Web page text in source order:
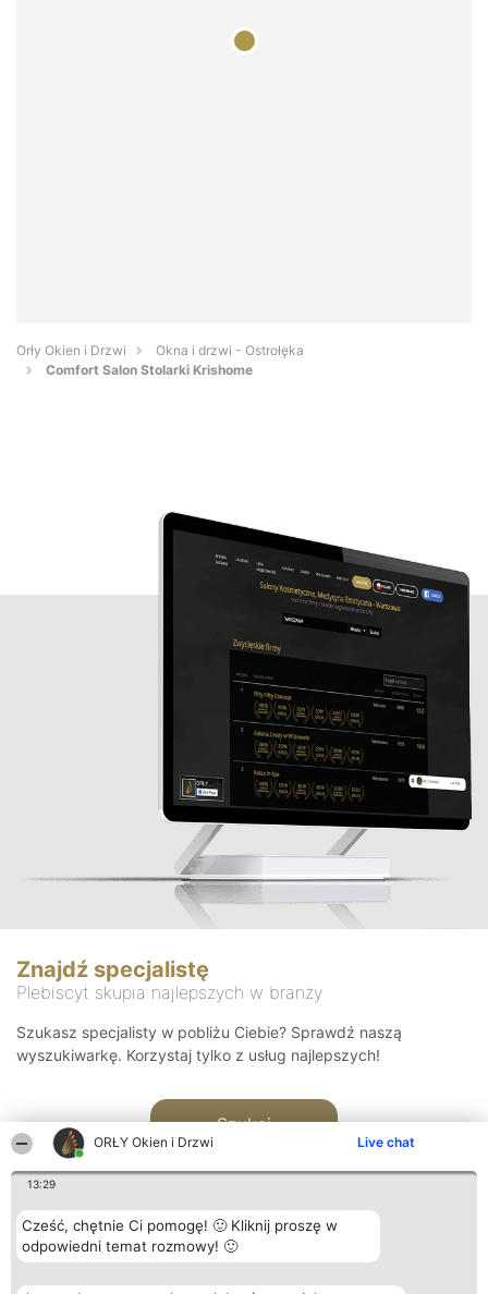
ORŁY Okien i Drzwi Live chat
13:29
Cześć, chętnie Ci pomogę! 🙂 Kliknij proszę w
odpowiedni temat rozmowy! 🙂
Orły Okien i Drzwi
Okna i drzwi - Ostrołęka
Comfort Salon Stolarki Krishome
Znajdź specjalistę
Plebiscyt skupia najlepszych w branży
Szukasz specjalisty w pobliżu Ciebie? Sprawdź naszą
wyszukiwarkę. Korzystaj tylko z usług najlepszych!
Szukaj
Organizator plebiscytu Plebiscyt Kontakt